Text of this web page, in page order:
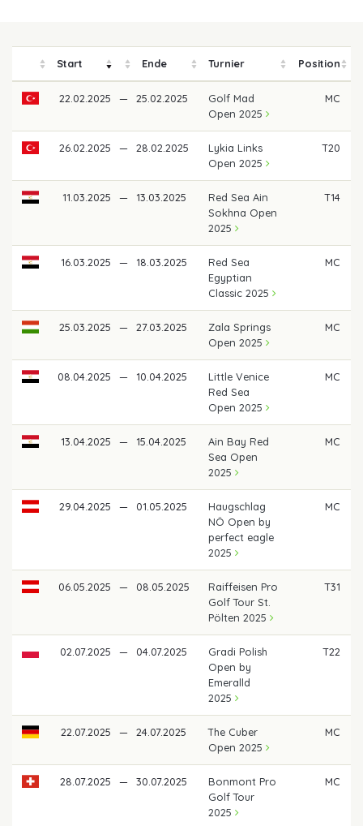
Start Ende Turnier Position
22.02.2025 — 25.02.2025
Golf Mad
Open 2025
MC
26.02.2025 — 28.02.2025
Lykia Links
Open 2025
T20
11.03.2025 — 13.03.2025
Red Sea Ain
Sokhna Open
2025
T14
16.03.2025 — 18.03.2025
Red Sea
Egyptian
Classic 2025
MC
25.03.2025 — 27.03.2025
Zala Springs
Open 2025
MC
08.04.2025 — 10.04.2025
Little Venice
Red Sea
Open 2025
MC
13.04.2025 — 15.04.2025
Ain Bay Red
Sea Open
2025
MC
29.04.2025 — 01.05.2025
Haugschlag
NÖ Open by
perfect eagle
2025
MC
06.05.2025 — 08.05.2025
Raiffeisen Pro
Golf Tour St.
Pölten 2025
T31
02.07.2025 — 04.07.2025
Gradi Polish
Open by
Emeralld
2025
T22
22.07.2025 — 24.07.2025
The Cuber
Open 2025
MC
28.07.2025 — 30.07.2025
Bonmont Pro
Golf Tour
2025
MC